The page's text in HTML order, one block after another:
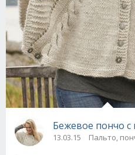
Бежевое пончо с
13.03.15 Пальто,